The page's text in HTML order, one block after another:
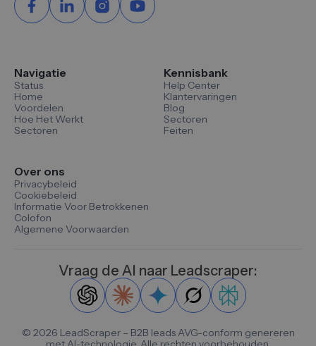
Navigatie
Status
Home
Voordelen
Hoe Het Werkt
Sectoren
Kennisbank
Help Center
Klantervaringen
Blog
Sectoren
Feiten
Over ons
Privacybeleid
Cookiebeleid
Informatie Voor Betrokkenen
Colofon
Algemene Voorwaarden
Vraag de AI naar Leadscraper:
© 2026 LeadScraper – B2B leads AVG-conform genereren